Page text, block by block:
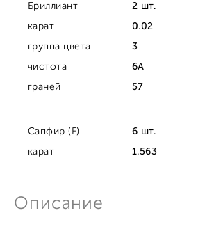
Описание
Бриллиант
2 шт.
карат
0.02
группа цвета
3
чистота
6A
граней
57
Сапфир (F)
6 шт.
карат
1.563